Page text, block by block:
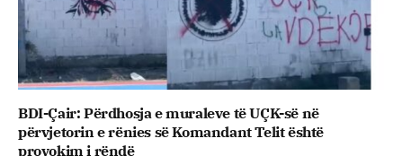
BDI-Çair: Përdhosja e muraleve të UÇK-së në
përvjetorin e rënies së Komandant Telit është
provokim i rëndë